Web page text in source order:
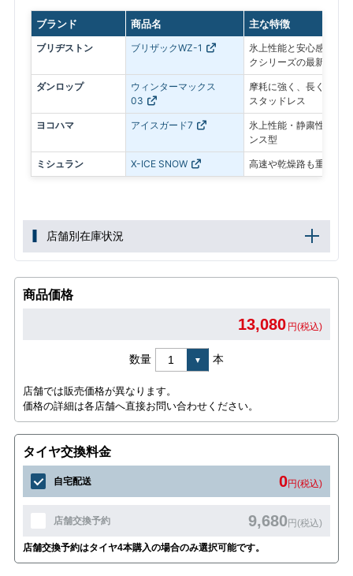
ブランド 商品名 主な特徴
ブリヂストン ブリザックWZ-1
氷上性能と安心感を最
クシリーズの最新モデル
ダンロップ
ウィンターマックス
03
摩耗に強く、長く使い
スタッドレス
ヨコハマ アイスガード7
氷上性能・静粛性・ロ
ンス型
ミシュラン X-ICE SNOW 高速や乾燥路も重視し
店舗別在庫状況
商品価格
13,080 円(税込)
数量 本
店舗では販売価格が異なります。
価格の詳細は各店舗へ直接お問い合わせください。
タイヤ交換料金
自宅配送 0円(税込)
店舗交換予約 9,680円(税込)
店舗交換予約はタイヤ4本購入の場合のみ選択可能です。